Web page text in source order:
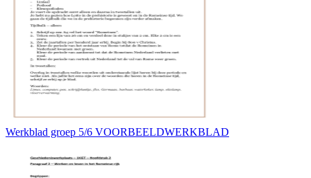
Werkblad groep 5/6 VOORBEELDWERKBLAD